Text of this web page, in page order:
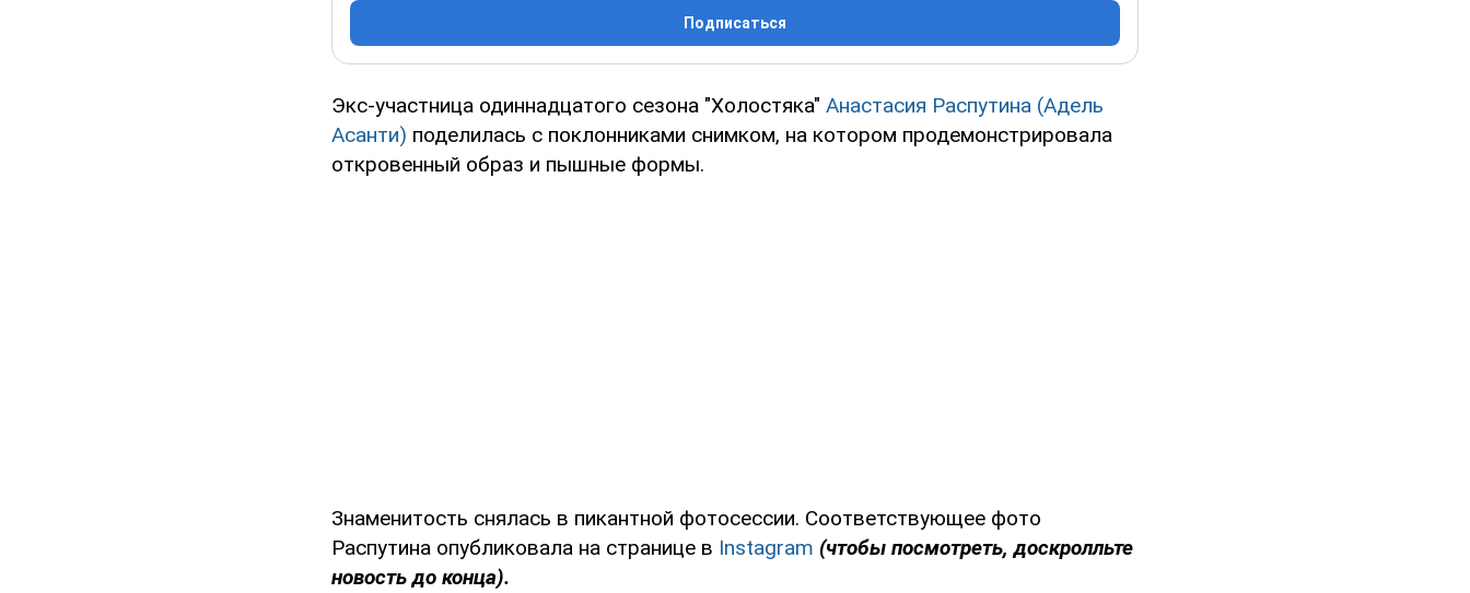
Подписаться
Экс-участница одиннадцатого сезона "Холостяка" Анастасия Распутина (Адель
Асанти) поделилась с поклонниками снимком, на котором продемонстрировала
откровенный образ и пышные формы.
Знаменитость снялась в пикантной фотосессии. Соответствующее фото
Распутина опубликовала на странице в Instagram (чтобы посмотреть, доскролльте
новость до конца).